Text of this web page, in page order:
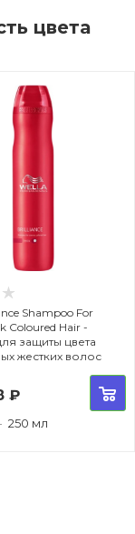
цвета
Shampoo For
Coloured Hair -
защиты цвета
жестких волос
₽
250 мл